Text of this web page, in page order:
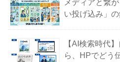
メディアと繋
い投げ込み」
【AI検索時代
ら、HPでどう